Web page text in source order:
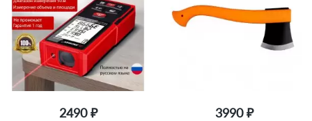
2490 ₽ 3990 ₽